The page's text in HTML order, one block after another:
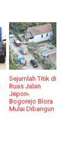
Sejumlah Titik di
Ruas Jalan
Jepon-
Bogorejo Blora
Mulai Dibangun